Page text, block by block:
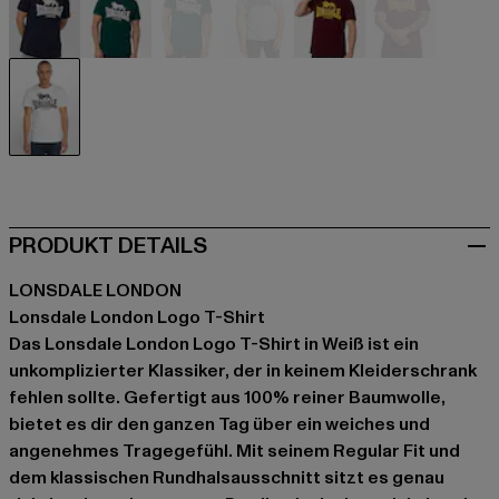
blau
PRODUKT DETAILS
LONSDALE LONDON
Lonsdale London Logo T-Shirt
Das Lonsdale London Logo T-Shirt in Weiß ist ein
unkomplizierter Klassiker, der in keinem Kleiderschrank
fehlen sollte. Gefertigt aus 100% reiner Baumwolle,
bietet es dir den ganzen Tag über ein weiches und
angenehmes Tragegefühl. Mit seinem Regular Fit und
dem klassischen Rundhalsausschnitt sitzt es genau